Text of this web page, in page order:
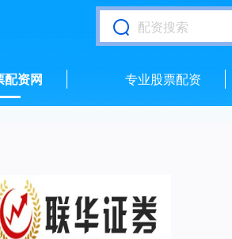
配资网 专业股票配资